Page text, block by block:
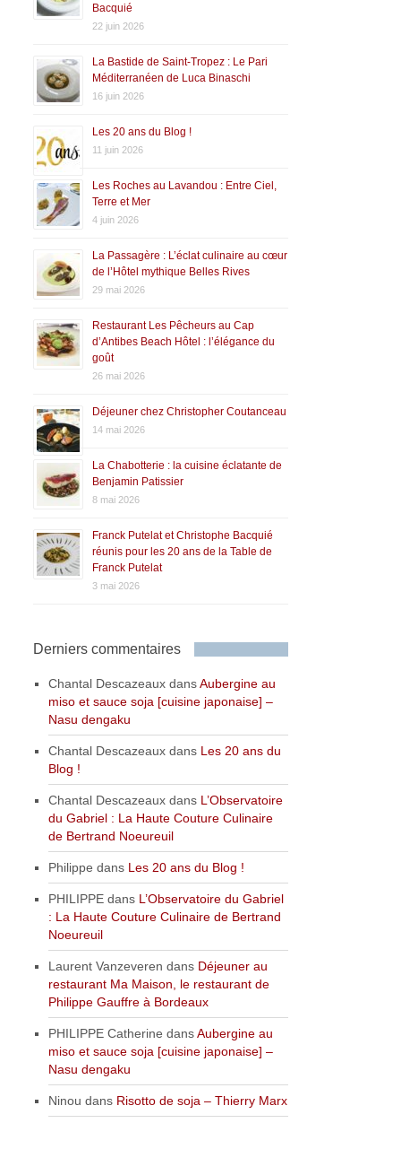
Bacquié
22 juin 2026
La Bastide de Saint-Tropez : Le Pari
Méditerranéen de Luca Binaschi
16 juin 2026
Les 20 ans du Blog !
11 juin 2026
Les Roches au Lavandou : Entre Ciel,
Terre et Mer
4 juin 2026
La Passagère : L’éclat culinaire au cœur
de l’Hôtel mythique Belles Rives
29 mai 2026
Restaurant Les Pêcheurs au Cap
d’Antibes Beach Hôtel : l’élégance du
goût
26 mai 2026
Déjeuner chez Christopher Coutanceau
14 mai 2026
La Chabotterie : la cuisine éclatante de
Benjamin Patissier
8 mai 2026
Franck Putelat et Christophe Bacquié
réunis pour les 20 ans de la Table de
Franck Putelat
3 mai 2026
Derniers commentaires
Chantal Descazeaux dansAubergine au
miso et sauce soja [cuisine japonaise] –
Nasu dengaku
Chantal Descazeaux dans Les 20 ans du
Blog !
Chantal Descazeaux dans L’Observatoire
du Gabriel : La Haute Couture Culinaire
de Bertrand Noeureuil
Philippe dans Les 20 ans du Blog !
PHILIPPE dans L’Observatoire du Gabriel
: La Haute Couture Culinaire de Bertrand
Noeureuil
Laurent Vanzeveren dans Déjeuner au
restaurant Ma Maison, le restaurant de
Philippe Gauffre à Bordeaux
PHILIPPE Catherine dansAubergine au
miso et sauce soja [cuisine japonaise] –
Nasu dengaku
Ninou dans Risotto de soja – Thierry Marx